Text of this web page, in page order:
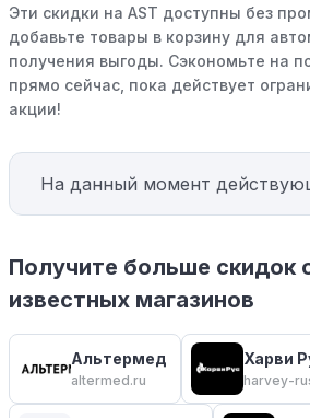
Эти скидки на AST доступны без
добавьте товары в корзину для
получения выгоды. Сэкономьте на
прямо сейчас, пока действует
акции!
На данный момент
Получите больше скидок
известных магазинов
Альтермед
altermed.ru
Харви
harvey-